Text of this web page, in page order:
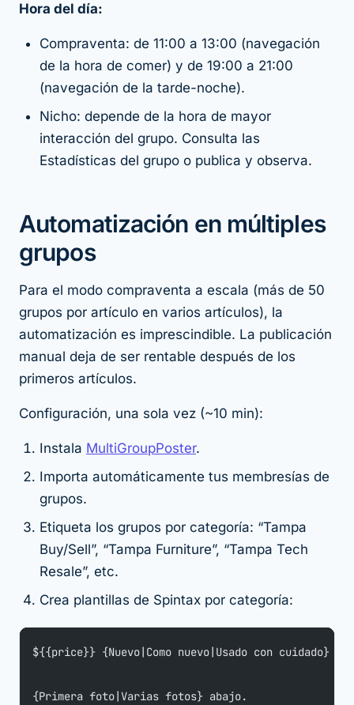
Hora del día:
Compraventa: de 11:00 a 13:00 (navegación
de la hora de comer) y de 19:00 a 21:00
(navegación de la tarde-noche).
Nicho: depende de la hora de mayor
interacción del grupo. Consulta las
Estadísticas del grupo o publica y observa.
Automatización en múltiples
grupos
Para el modo compraventa a escala (más de 50
grupos por artículo en varios artículos), la
automatización es imprescindible. La publicación
manual deja de ser rentable después de los
primeros artículos.
Configuración, una sola vez (~10 min):
Instala MultiGroupPoster.
Importa automáticamente tus membresías de
grupos.
Etiqueta los grupos por categoría: “Tampa
Buy/Sell”, “Tampa Furniture”, “Tampa Tech
Resale”, etc.
Crea plantillas de Spintax por categoría:
${{price}} {Nuevo|Como nuevo|Usado con
{Primera foto|Varias fotos} abajo.